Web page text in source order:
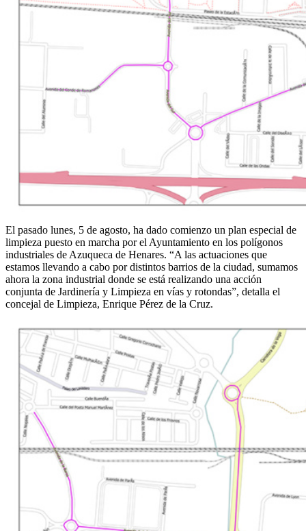
El pasado lunes, 5 de agosto, ha dado comienzo un plan especial de
limpieza puesto en marcha por el Ayuntamiento en los polígonos
industriales de Azuqueca de Henares. “A las actuaciones que
estamos llevando a cabo por distintos barrios de la ciudad, sumamos
ahora la zona industrial donde se está realizando una acción
conjunta de Jardinería y Limpieza en vías y rotondas”, detalla el
concejal de Limpieza, Enrique Pérez de la Cruz.